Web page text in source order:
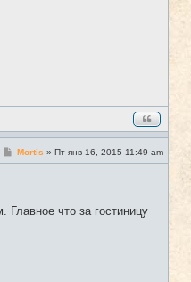
#41
С
о
е
н
Mortis » Пт янв 16, 2015 11:49 am
что за гостиницу